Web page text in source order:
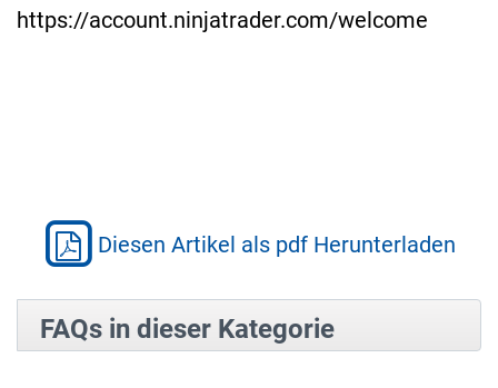
https://account.ninjatrader.com/welcome
Diesen Artikel als pdf Herunterladen
FAQs in dieser Kategorie